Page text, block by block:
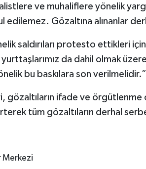
ve muhaliflere yönelik
edilemez. Gözaltına alınanlar
saldırıları protesto ettikleri
da dahil olmak
bu baskılara son verilmelidir.”
gözaltıların ifade ve
tüm gözaltıların derhal
Merkezi